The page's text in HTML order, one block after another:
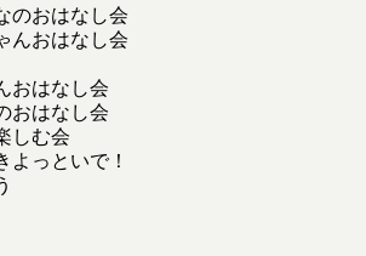
のおはなし会
んおはなし会
おはなし会
おはなし会
しむ会
よっといで！